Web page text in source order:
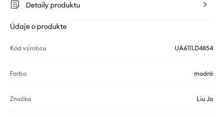
Detaily produktu
Údaje o produkte
Kód výrobcu UA6111.D4854
Farba modrá
Značka Liu Jo